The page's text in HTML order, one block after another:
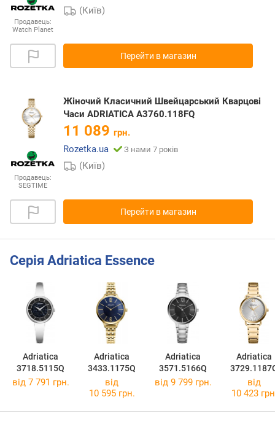
Продавець:
Watch Planet
(Київ)
Перейти в магазин
Продавець:
SEGTIME
Жіночий Класичний Швейцарський Кварцові
Часи ADRIATICA A3760.118FQ
11 089 грн.
Rozetka.ua
З нами 7 років
(Київ)
Перейти в магазин
Серія Adriatica Essence
Adriatica
3718.5115Q
Adriatica
3433.1175Q
Adriatica
3571.5166Q
Adriatica
від 7 791 грн.
від
10 595 грн.
від 9 799 грн.
від
10 423